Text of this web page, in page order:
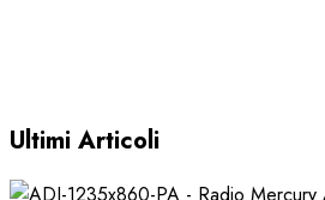
Ultimi Articoli